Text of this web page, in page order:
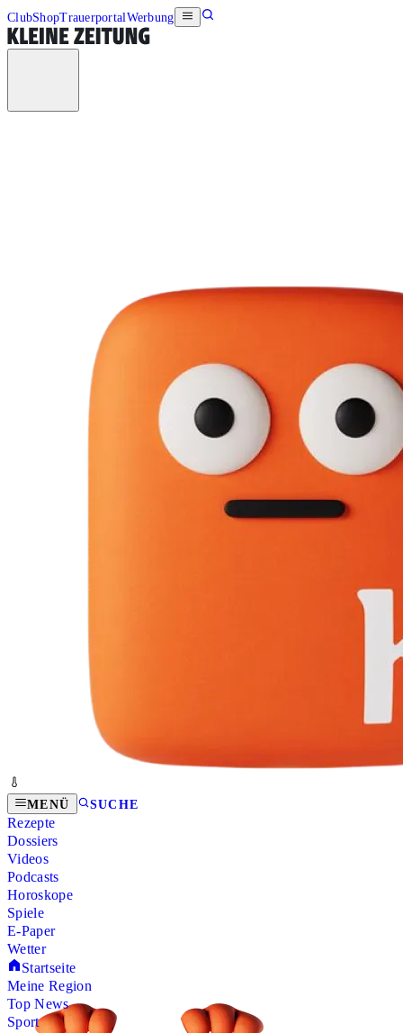
ClubShopTrauerportalWerbung
MENÜ SUCHE
Rezepte
Dossiers
Videos
Podcasts
Horoskope
Spiele
E-Paper
Wetter
Startseite
Meine Region
Top News
Sport